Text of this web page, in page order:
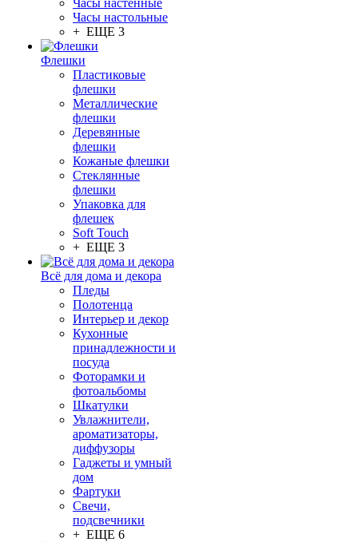
Часы настенные
Часы настольные
+ ЕЩЕ 3
Флешки
Пластиковые
флешки
Металлические
флешки
Деревянные
флешки
Кожаные флешки
Стеклянные
флешки
Упаковка для
флешек
Soft Touch
+ ЕЩЕ 3
Всё для дома и декора
Пледы
Полотенца
Интерьер и декор
Кухонные
принадлежности и
посуда
Фоторамки и
фотоальбомы
Шкатулки
Увлажнители,
ароматизаторы,
диффузоры
Гаджеты и умный
дом
Фартуки
Свечи,
подсвечники
+ ЕЩЕ 6